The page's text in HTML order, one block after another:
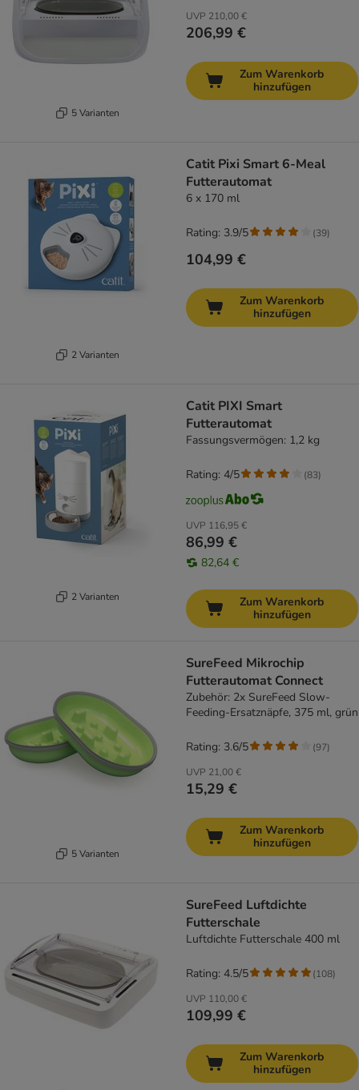
5 Varianten
UVP 210,00 €
206,99 €
Zum Warenkorb
hinzufügen
2 Varianten
Catit Pixi Smart 6-Meal
Futterautomat
6 x 170 ml
104,99 €
Rating: 3.9/5 (39)
Zum Warenkorb
hinzufügen
2 Varianten
Catit PIXI Smart
Futterautomat
Fassungsvermögen: 1,2 kg
UVP 116,95 €
86,99 €
82,64 €
Rating: 4/5 (83)
Zum Warenkorb
hinzufügen
5 Varianten
SureFeed Mikrochip
Futterautomat Connect
Zubehör: 2x SureFeed Slow-
Feeding-Ersatznäpfe, 375 ml, grün
UVP 21,00 €
15,29 €
Rating: 3.6/5 (97)
Zum Warenkorb
hinzufügen
SureFeed Luftdichte
Futterschale
Luftdichte Futterschale 400 ml
UVP 110,00 €
109,99 €
Rating: 4.5/5 (108)
Zum Warenkorb
hinzufügen